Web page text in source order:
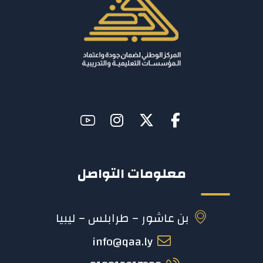
معلومات التواصل
بن عاشور – طرابلس – ليبيا
info@qaa.ly